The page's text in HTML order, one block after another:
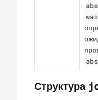
Структура